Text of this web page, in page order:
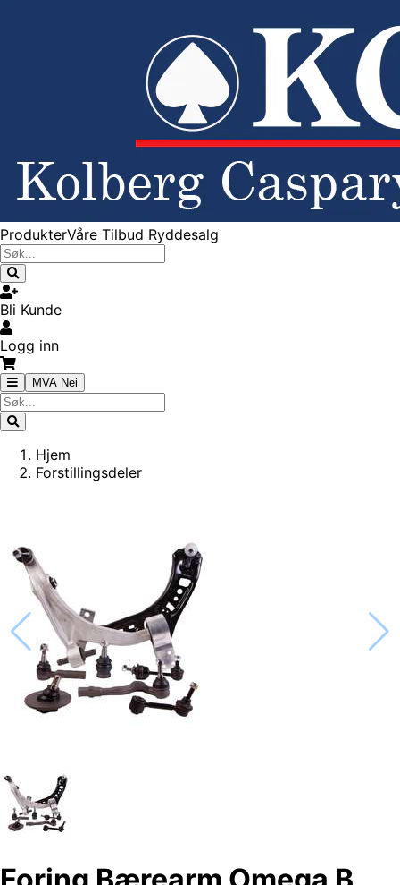
ProdukterVåre Tilbud Ryddesalg
Bli Kunde
Logg inn
MVA Nei
Hjem
Forstillingsdeler